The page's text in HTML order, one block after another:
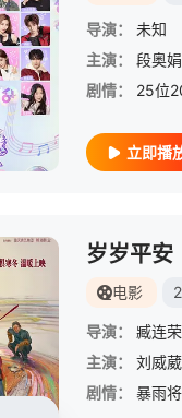
胡连馨
周密
导演：
未知
主演：
段奥娟
剧情：
立即播
岁岁平安
电影
导演： 臧连荣
主演：
刘威葳
剧情：